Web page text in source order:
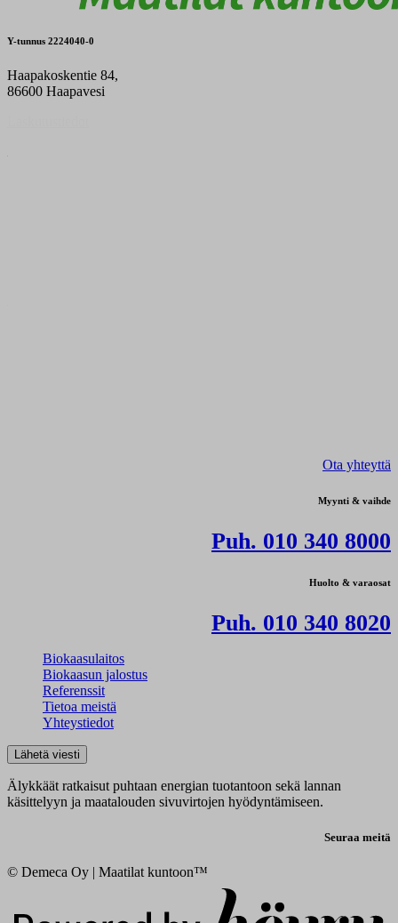
Y-tunnus 2224040-0
Haapakoskentie 84,
86600 Haapavesi
Ota yhteyttä
Myynti & vaihde
Puh. 010 340 8000
Huolto & varaosat
Puh. 010 340 8020
Biokaasulaitos
Biokaasun jalostus
Referenssit
Tietoa meistä
Yhteystiedot
Lähetä viesti
Älykkäät ratkaisut puhtaan energian tuotantoon sekä lannan
käsittelyyn ja maatalouden sivuvirtojen hyödyntämiseen.
Seuraa meitä
© Demeca Oy | Maatilat kuntoon™